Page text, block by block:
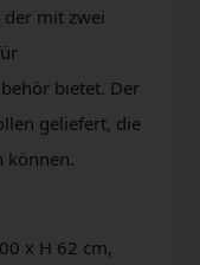
der mit zwei
bietet. Der
geliefert, die
können.
x H 62 cm,